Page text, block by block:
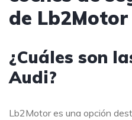
de Lb2Motor
¿Cuáles son
Audi?
Lb2Motor es una opción